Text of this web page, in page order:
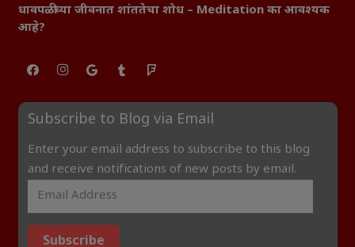
धावपळीच्या जीवनात शांततेचा शोध – Meditation का आवश्यक
आहे?
Subscribe to Blog via Email
Enter your email address to subscribe to this blog
and receive notifications of new posts by email.
Subscribe